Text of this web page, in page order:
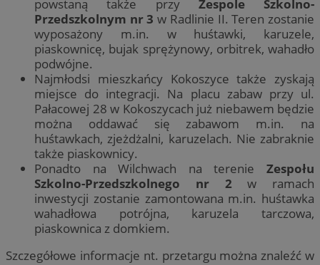
powstaną także przy Zespole Szkolno-
Przedszkolnym nr 3w Radlinie II. Teren zostanie
wyposażony m.in. w huśtawki, karuzele,
piaskownicę, bujak sprężynowy, orbitrek, wahadło
podwójne.
Najmłodsi mieszkańcy Kokoszyce także zyskają
miejsce do integracji. Na placu zabaw przy ul.
Pałacowej 28 w Kokoszycach już niebawem będzie
można oddawać się zabawom m.in. na
huśtawkach, zjeżdżalni, karuzelach. Nie zabraknie
także piaskownicy.
Ponadto na Wilchwach na terenie Zespołu
Szkolno-Przedszkolnego nr 2 w ramach
inwestycji zostanie zamontowana m.in. huśtawka
wahadłowa potrójna, karuzela tarczowa,
piaskownica z domkiem.
Szczegółowe informacje nt. przetargu można znaleźć w